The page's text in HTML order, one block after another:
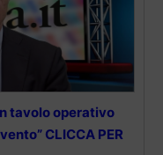
tavolo operativo
CLICCA PER